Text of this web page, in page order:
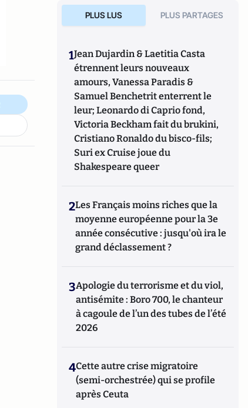
PLUS LUS PLUS PARTAGES
1Jean Dujardin & Laetitia Casta
étrennent leurs nouveaux
amours, Vanessa Paradis &
Samuel Benchetrit enterrent le
leur; Leonardo di Caprio fond,
Victoria Beckham fait du brukini,
Cristiano Ronaldo du bisco-fils;
Suri ex Cruise joue du
Shakespeare queer
2Les Français moins riches que la
moyenne européenne pour la 3e
année consécutive : jusqu'où ira le
grand déclassement ?
3Apologie du terrorisme et du viol,
antisémite : Boro 700, le chanteur
à cagoule de l’un des tubes de l’été
2026
4Cette autre crise migratoire
(semi-orchestrée) qui se profile
après Ceuta